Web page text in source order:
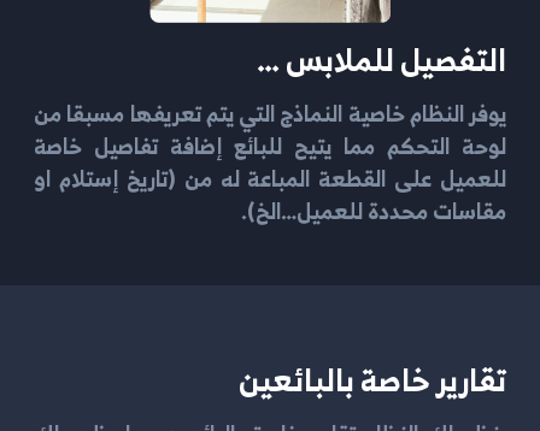
التفصيل للملابس …
يوفر النظام خاصية النماذج التي يتم تعريفها مسبقا من
لوحة التحكم مما يتيح للبائع إضافة تفاصيل خاصة
للعميل على القطعة المباعة له من (تاريخ إستلام او
مقاسات محددة للعميل…الخ).
تقارير خاصة بالبائعين